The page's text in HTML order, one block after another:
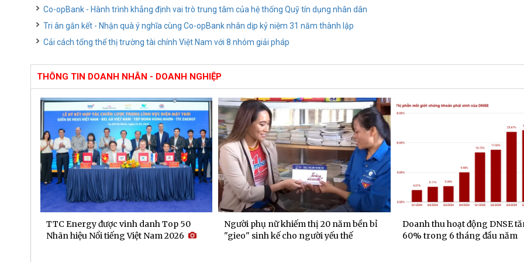
Co-opBank - Hành trình khẳng định vai trò trung tâm của hệ thống Quỹ tín dụng nhân dân
Tri ân gắn kết - Nhận quà ý nghĩa cùng Co-opBank nhân dịp kỷ niệm 31 năm thành lập
Cải cách tổng thể thị trường tài chính Việt Nam với 8 nhóm giải pháp
THÔNG TIN DOANH NHÂN - DOANH NGHIỆP
Người phụ nữ khiếm thị 20 năm bền bỉ
"gieo" sinh kế cho người yếu thế
Doanh thu hoạt động DNSE tăng gần
60% trong 6 tháng đầu năm
Đa dạng hóa nguồn thu,
gần 6.000 tỉ đồng lợi nhuận